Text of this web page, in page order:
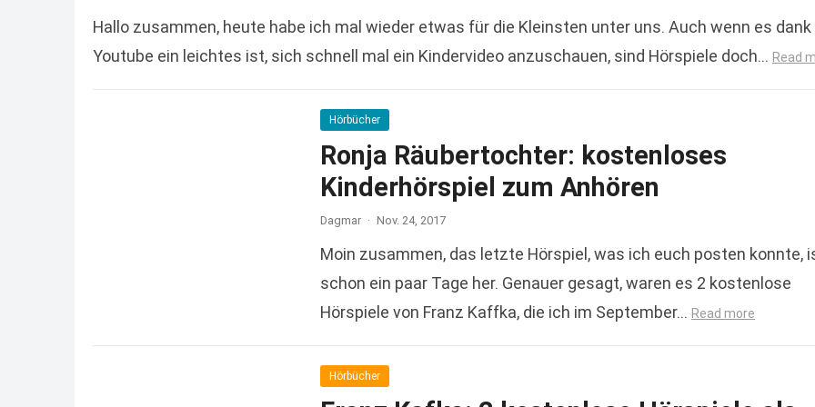
Hallo zusammen, heute habe ich mal wieder etwas für die Kleinsten unter uns. Auch wenn es dank
Youtube ein leichtes ist, sich schnell mal ein Kindervideo anzuschauen, sind Hörspiele doch… Read
Hörbücher
Ronja Räubertochter: kostenloses
Kinderhörspiel zum Anhören
Dagmar · Nov. 24, 2017
Moin zusammen, das letzte Hörspiel, was ich euch posten konnte,
schon ein paar Tage her. Genauer gesagt, waren es 2 kostenlose
Hörspiele von Franz Kaffka, die ich im September… Read more
Hörbücher